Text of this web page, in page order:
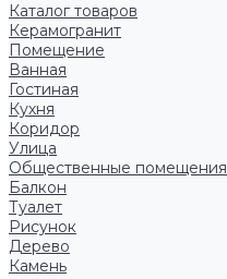
Каталог товаров
Керамогранит
Помещение
Ванная
Гостиная
Кухня
Коридор
Улица
Общественные помещения
Балкон
Туалет
Рисунок
Дерево
Камень